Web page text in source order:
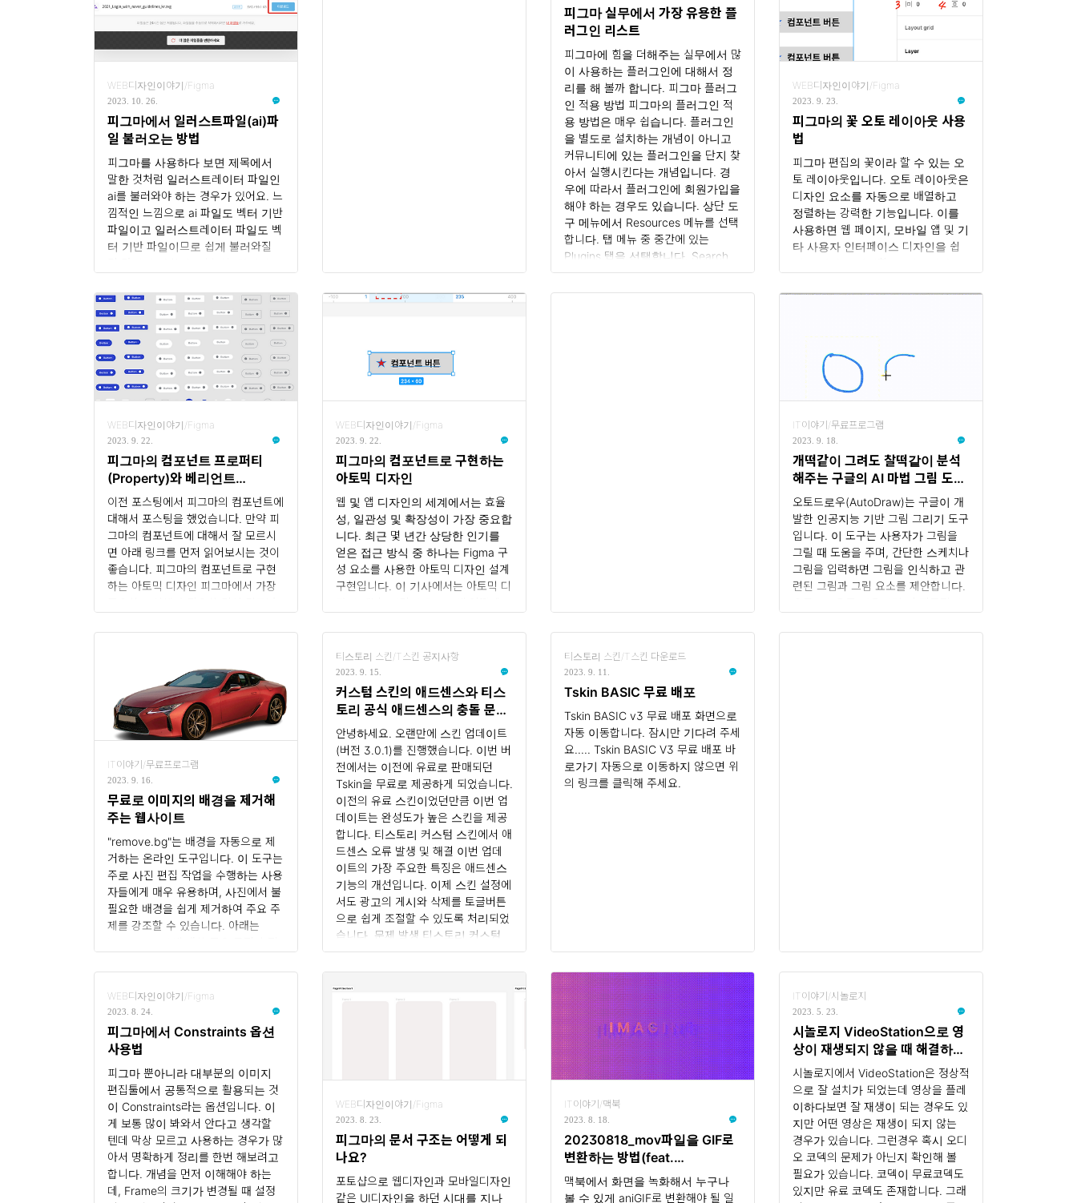
었습니다. 구글에는 할 일을 관리할 수
있는 Tasks라는 서비스가 있습니다.
이전에는 할 일을 관리하는 데 몇 가
지 단점이 있었지만, 이제 다시 살펴
보니 내가 원하는 수준으로 사용할 수
있는 방법이 있어서 소개를 하려고 합
니다. Google Tasks Google Tasks
는 구글 서비스 중에서 약간 기생하는
서비스 같..
등록하지 않아도 유용한 정보를 제공
해 주는 곳도 있습니다. 여기 몇 가지
는 웹사이트를 소개하겠습니다. 1.
humans URL :
https://color.hailpixel.com 사람을
위한 색상 선택기라고 되어 있는데 이
..
WEB디자인이야기/Figma
2023. 10. 26.
피그마에서 일러스트파일(ai)파
일 불러오는 방법
피그마를 사용하다 보면 제목에서
말한 것처럼 일러스트레이터 파일인
ai를 불러와야 하는 경우가 있어요. 느
낌적인 느낌으로 ai 파일도 벡터 기반
파일이고 일러스트레이터 파일도 벡
터 기반 파일이므로 쉽게 불러와질
며.. Adobe가 피그마를 인수했다며..
그렇다면 호환성 면에서도 바로 불러
와져야 하는 거 아냐? 뭐 나중에야 가
능하겠지만 당장은 불가합니다. 그래
서 약간의 변환작업이 필요한데 수중
에 Adobe 일러스트레이터 프로그램
이 있다면 문제가 없겠지만 이것도 유
서 ai, eps 파일을 svg 파일로 무료
변환해 주는 웹서비스가 있어서 소
개해드립니다. 파일 간 변화를 서비
스해 주는 conver..
피그마 실무에서 가장 유용한 플
러그인 리스트
피그마에 힘을 더해주는 실무에서 많
이 사용하는 플러그인에 대해서 정
리를 해 볼까 합니다. 피그마 플러그
인 적용 방법 피그마의 플러그인 적
용 방법은 매우 쉽습니다. 플러그인
을 별도로 설치하는 개념이 아니고
커뮤니티에 있는 플러그인을 단지 찾
아서 실행시킨다는 개념입니다. 경
우에 따라서 플러그인에 회원가입을
해야 하는 경우도 있습니다. 상단 도
구 메뉴에서 Resources 메뉴를 선택
합니다. 탭 메뉴 중 중간에 있는
Plugins 탭을 선택합니다. Search
all plugins의 검색창에 원하는 플러그
인 명을 입력하고 검색을 합니다. 원
WEB디자인이야기/Figma
2023. 9. 23.
피그마의 꽃 오토 레이아웃 사용
법
피그마 편집의 꽃이라 할 수 있는 오
토 레이아웃입니다. 오토 레이아웃은
디자인 요소를 자동으로 배열하고
정렬하는 강력한 기능입니다. 이를
사용하면 웹 페이지, 모바일 앱 및 기
타 사용자 인터페이스 디자인을 쉽
같습니다 요소 정렬: 오토 레이아웃
면 텍스트, 이미지 또는 버튼과 같은
요소들을 쉽게 정렬할 수 있습니다.
크기 조절: 요소의 크기를 자동으로
조절할 수 있습니다. 이로써 다양한
크기를 조정할 수 있습니다. 자동 스
크롤: 만약 요소가 공간을 벗어나면
자동으로 스크롤이 생성됩니다. 이
로써 긴 목록이나 페이지를 만들 때
효과적으로 ..
WEB디자인이야기/Figma
2023. 9. 22.
피그마의 컴포넌트 프로퍼티
(Property)와 베리언트
(variants) 사용법
이전 포스팅에서 피그마의 컴포넌트에
대해서 포스팅을 했었습니다. 만약 피
그마의 컴포넌트에 대해서 잘 모르시
면 아래 링크를 먼저 읽어보시는 것이
좋습니다. 피그마의 컴포넌트로 구현
하는 아토믹 디자인 피그마에서 가장
(Variants), 오토 레이아웃입니다. 한
- 속성 : 인스턴스의 디자인 패널을
통해 미리 마스터 컴포넌트에 설정
해 놓은 속성(Property)을 선택 또는
입력으로 지정한 변형을 줄 수 있음 베
리언츠(Variants) - 변형 : 몇 개의 마
묶어서 설정하며 인스턴스로 사용할
때 디자인 패널에서 그 중 하나를 선
택하여 사용함 마스터 컴포넌트를 ..
WEB디자인이야기/Figma
2023. 9. 22.
피그마의 컴포넌트로 구현하는
아토믹 디자인
웹 및 앱 디자인의 세계에서는 효율
성, 일관성 및 확장성이 가장 중요합
니다. 최근 몇 년간 상당한 인기를
얻은 접근 방식 중 하나는 Figma 구
성 요소를 사용한 아토믹 디자인 설계
구현입니다. 이 기사에서는 아토믹 디
제공되는 이점에 대해 살펴보겠습니
다. 아토믹 디자인이란 무엇입니까?
원자 설계(Atomic Design)는 브래드
프로스트(Brad Frost)가 도입한 방법
론입니다. 재사용성과 일관성을 촉진
하는 디자인 시스템을 만드는 체계적
인 접근 방식입니다. 원자 디자인의 핵
심 아이디어는 사용자 인터페이스를
더 작고 재사용 가능한 구성 요소로 나
누는 것입니다. 개발자들에게 객체지
향이 있다면 UX/UI 디자인에서는 아
토믹 디자인이 ..
IT이야기/무료프로그램
2023. 9. 18.
개떡같이 그려도 찰떡같이 분석
해주는 구글의 AI 마법 그림 도구
오토드로우( AutoDraw)
오토드로우(AutoDraw)는 구글이 개
발한 인공지능 기반 그림 그리기 도구
입니다. 이 도구는 사용자가 그림을
그릴 때 도움을 주며, 간단한 스케치나
그림을 입력하면 그림을 인식하고 관
련된 그림과 그림 요소를 제안합니다.
을 만들 수 있습니다. 오토드로우
IT이야기/무료프로그램
2023. 9. 16.
무료로 이미지의 배경을 제거해
주는 웹사이트
"remove.bg"는 배경을 자동으로 제
거하는 온라인 도구입니다. 이 도구는
주로 사진 편집 작업을 수행하는 사용
자들에게 매우 유용하며, 사진에서 불
필요한 배경을 쉽게 제거하여 주요 주
제를 강조할 수 있습니다. 아래는
제거: "remove.bg"는 사진을 업로드
하면 인공 지능 (AI)을 사용하여 주요
주제를 식별하고 배경을 자동으로 제
거합니다. 이를 통해 배경 제거 작업을
빠르고 효율적으로 수행할 수 있습니
다. 온라인 사용: "remove.bg"는 온
라인 서비스로 제공되므로 별도의 소
프트웨어 설치나 다운로드가 필요하
지 않습니다. 웹 브라우저에서 엑세스
하여 사용할 수 있습니다. 다양한 이
미지 형식 지원: "remove.bg..
티스토리 스킨/T스킨 공지사항
2023. 9. 15.
커스텀 스킨의 애드센스와 티스
토리 공식 애드센스의 충돌 문제
해결 했습니다.
안녕하세요. 오랜만에 스킨 업데이트
(버전 3.0.1)를 진행했습니다. 이번 버
전에서는 이전에 유료로 판매되던
Tskin을 무료로 제공하게 되었습니다.
이전의 유료 스킨이었던만큼 이번 업
데이트는 완성도가 높은 스킨을 제공
합니다. 티스토리 커스텀 스킨에서 애
드센스 오류 발생 및 해결 이번 업데
이트의 가장 주요한 특징은 애드센스
기능의 개선입니다. 이제 스킨 설정에
서도 광고의 게시와 삭제를 토글버튼
으로 쉽게 조절할 수 있도록 처리되었
습니다. 문제 발생 티스토리 커스텀
스킨에서 애드센스 개선 과정 중 발생
한 문제에 대해 설명드리겠습니다. 티
스토리가 애드센스 광고를 공식적으
로 적용하게 되면서, 공식 스킨이나
티스토리 스킨/T스킨 다운로드
2023. 9. 11.
Tskin BASIC 무료 배포
Tskin BASIC v3 무료 배포 화면으로
자동 이동합니다. 잠시만 기다려 주세
요..... Tskin BASIC V3 무료 배포 바
로가기 자동으로 이동하지 않으면 위
의 링크를 클릭해 주세요.
WEB디자인이야기/Figma
2023. 8. 24.
피그마에서 Constraints 옵션
사용법
피그마 뿐아니라 대부분의 이미지
편집툴에서 공통적으로 활용되는 것
이 Constraints라는 옵션입니다. 이
게 보통 많이 봐와서 안다고 생각할
텐데 막상 모르고 사용하는 경우가 많
아서 명확하게 정리를 한번 해보려고
합니다. 개념을 먼저 이해해야 하는
데, Frame의 크기가 변경될 때 설정
WEB디자인이야기/Figma
2023. 8. 23.
피그마의 문서 구조는 어떻게 되
나요?
포토샵으로 웹디자인과 모바일디자인
같은 UI디자인을 하던 시대를 지나
IT이야기/맥북
2023. 8. 18.
20230818_mov파일을 GIF로
변환하는 방법(feat.
Homebrew, ffmpeg)
맥북에서 화면을 녹화해서 누구나
볼 수 있게 aniGIF로 변환해야 될 일
IT이야기/시놀로지
2023. 5. 23.
시놀로지 VideoStation으로 영
상이 재생되지 않을 때 해결하는
방법
시놀로지에서 VideoStation은 정상적
으로 잘 설치가 되었는데 영상을 플레
이하다보면 잘 재생이 되는 경우도 있
지만 어떤 영상은 재생이 되지 않는
경우가 있습니다. 그런경우 혹시 오디
오 코덱의 문제가 아닌지 확인해 볼
필요가 있습니다. 코덱이 무료코덱도
있지만 유료 코덱도 존재합니다. 그래